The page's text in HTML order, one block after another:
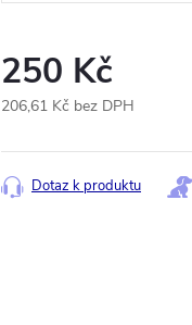
250 Kč
206,61 Kč bez DPH
cena:
Dotaz k produktu